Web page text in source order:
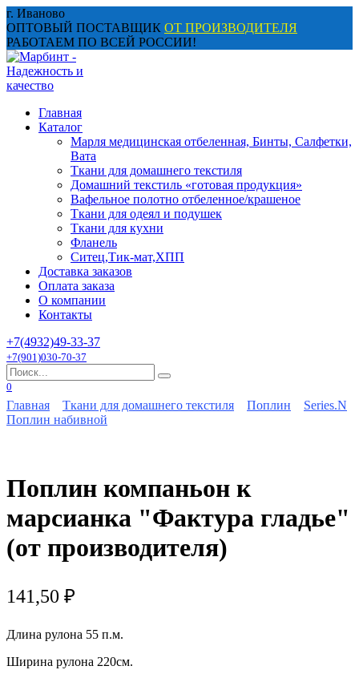
Перейти
к
содержанию
г. Иваново
ОПТОВЫЙ ПОСТАВЩИК ОТ ПРОИЗВОДИТЕЛЯ
РАБОТАЕМ ПО ВСЕЙ РОССИИ!
Главная
Каталог
Марля медицинская отбеленная, Бинты, Салфетки,
Вата
Ткани для домашнего текстиля
Домашний текстиль «готовая продукция»
Вафельное полотно отбеленное/крашеное
Ткани для одеял и подушек
Ткани для кухни
Фланель
Ситец,Тик-мат,ХПП
Доставка заказов
Оплата заказа
О компании
Контакты
+7(4932)49-33-37
+7(901)030-70-37
Search
for:
0
Главная Ткани для домашнего текстиля Поплин
Series.N
Поплин набивной
Поплин компаньон к
марсианка "Фактура гладье"
(от производителя)
141,50 ₽
Длина рулона 55 п.м.
Ширина рулона 220см.